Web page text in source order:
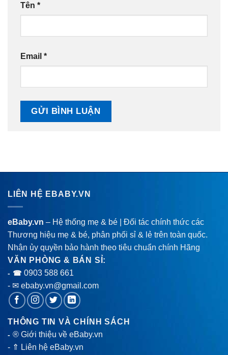
Tên *
Email *
LIÊN HỆ EBABY.VN
eBaby.vn – Hệ thống mẹ & bé | Đối tác chính thức các
Thương hiệu mẹ & bé, phân phối sỉ & lẻ trên toàn quốc.
Nhận ủy quyền bảo hành theo tiêu chuẩn chính Hãng
VĂN PHÒNG & BÁN SỈ:
- ☎ 0903 588 661
- ✉ ebaby.vn@gmail.com
THÔNG TIN VÀ CHÍNH SÁCH
-® Giới thiệu về eBaby.vn
- ⇑ Liên hệ eBaby.vn